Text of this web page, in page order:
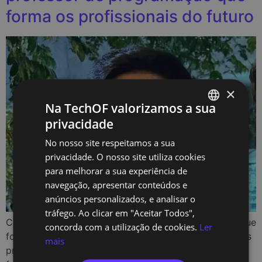
forma os profissionais do futuro
Conhece Bruno Hirata, o professor de programação que
forma os profissionais do futuro Bruno Hirata é um dos
professores de programação na TechOf, onde se
×
Na TechOF valorizamos a sua
privacidade
No nosso site respeitamos a sua
privacidade. O nosso site utiliza cookies
para melhorar a sua experiência de
navegação, apresentar conteúdos e
anúncios personalizados, e analisar o
tráfego. Ao clicar em "Aceitar Todos",
concorda com a utilização de cookies. Ler
mais